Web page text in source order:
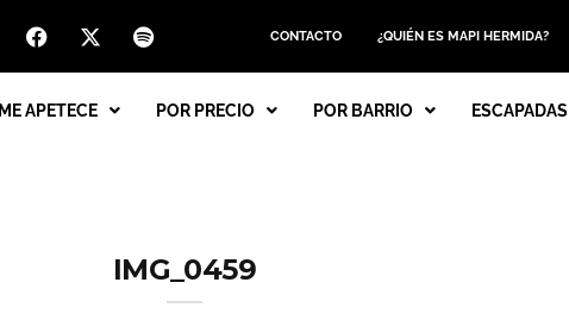
CONTACTO ¿QUIÉN ES MAPI HERMIDA?
ME APETECE POR PRECIO POR BARRIO ESCAPADAS
IMG_0459